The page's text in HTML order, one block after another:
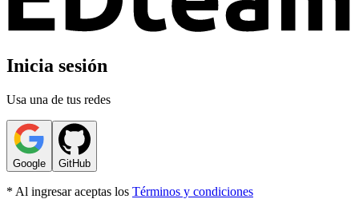
Inicia sesión
Usa una de tus redes
Google GitHub
* Al ingresar aceptas los Términos y condiciones